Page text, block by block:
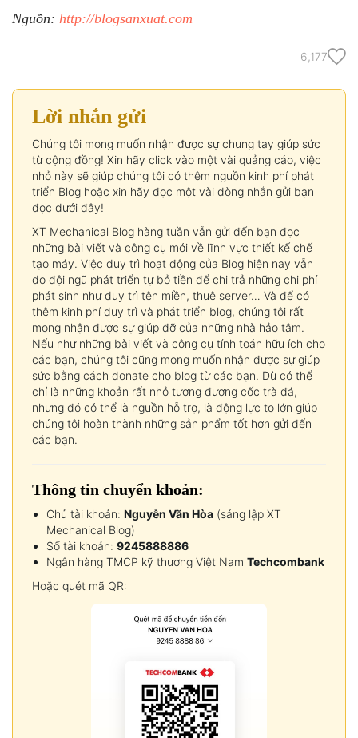
Nguồn: http://blogsanxuat.com
6,177
Lời nhắn gửi
Chúng tôi mong muốn nhận được sự chung tay giúp sức
từ cộng đồng! Xin hãy click vào một vài quảng cáo, việc
nhỏ này sẽ giúp chúng tôi có thêm nguồn kinh phí phát
triển Blog hoặc xin hãy đọc một vài dòng nhắn gửi bạn
đọc dưới đây!
XT Mechanical Blog hàng tuần vẫn gửi đến bạn đọc
những bài viết và công cụ mới về lĩnh vực thiết kế chế
tạo máy. Việc duy trì hoạt động của Blog hiện nay vẫn
do đội ngũ phát triển tự bỏ tiền để chi trả những chi phí
phát sinh như duy trì tên miền, thuê server… Và để có
thêm kinh phí duy trì và phát triển blog, chúng tôi rất
mong nhận được sự giúp đỡ của những nhà hảo tâm.
Nếu như những bài viết và công cụ tính toán hữu ích cho
các bạn, chúng tôi cũng mong muốn nhận được sự giúp
sức bằng cách donate cho blog từ các bạn. Dù có thể
chỉ là những khoản rất nhỏ tương đương cốc trà đá,
nhưng đó có thể là nguồn hỗ trợ, là động lực to lớn giúp
chúng tôi hoàn thành những sản phẩm tốt hơn gửi đến
các bạn.
Thông tin chuyển khoản:
Chủ tài khoản: Nguyễn Văn Hòa (sáng lập XT
Mechanical Blog)
Số tài khoản: 9245888886
Ngân hàng TMCP kỹ thương Việt Nam Techcombank
Hoặc quét mã QR: